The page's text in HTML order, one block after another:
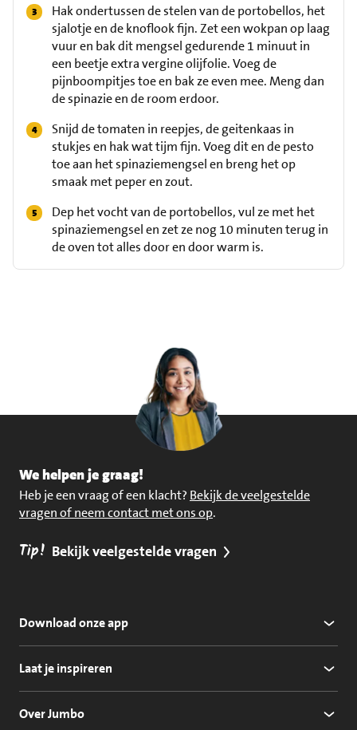
Hak ondertussen de stelen van de portobellos, het
sjalotje en de knoflook fijn. Zet een wokpan op laag
vuur en bak dit mengsel gedurende 1 minuut in
een beetje extra vergine olijfolie. Voeg de
pijnboompitjes toe en bak ze even mee. Meng dan
de spinazie en de room erdoor.
Snijd de tomaten in reepjes, de geitenkaas in
stukjes en hak wat tijm fijn. Voeg dit en de pesto
toe aan het spinaziemengsel en breng het op
smaak met peper en zout.
Dep het vocht van de portobellos, vul ze met het
spinaziemengsel en zet ze nog 10 minuten terug in
de oven tot alles door en door warm is.
We helpen je graag!
Heb je een vraag of een klacht? Bekijk de veelgestelde
vragen of neem contact met ons op.
Tip! Bekijk veelgestelde vragen
Download onze app
Laat je inspireren
Over Jumbo